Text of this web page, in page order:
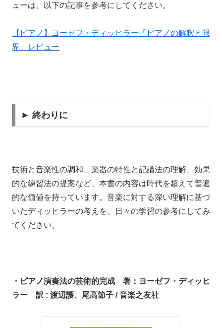
ューは、以下の記事を参考にしてください。
【ピアノ】ヨーゼフ・ディッヒラー「ピアノの解釈と限
界」レビュー
► 終わりに
技術と音楽性の調和、楽器の特性と記譜法の理解、効果
的な練習法の提案など、本書の内容は時代を超えて普遍
的な価値を持っています。音楽に対する深い理解に基づ
いたディッヒラーの考えを、日々の学習の参考にしてみ
てください。
・ピアノ演奏法の芸術的完成 著：ヨーゼフ・ディッヒ
ラー 訳 : 渡辺護、尾高節子 / 音楽之友社